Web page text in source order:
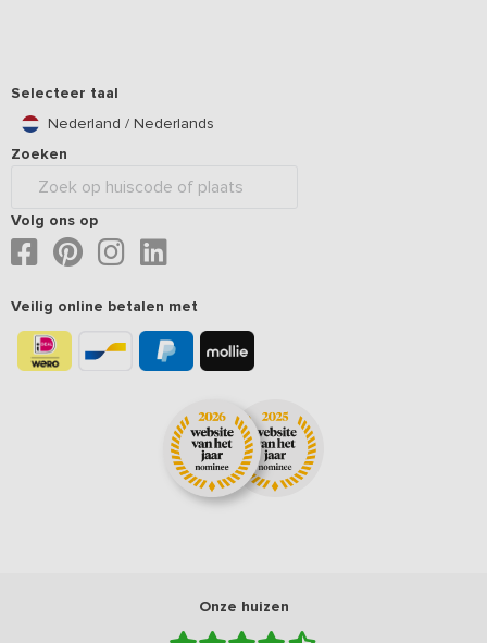
Selecteer taal
Nederland / Nederlands
Zoeken
Volg ons op
Veilig online betalen met
Onze huizen